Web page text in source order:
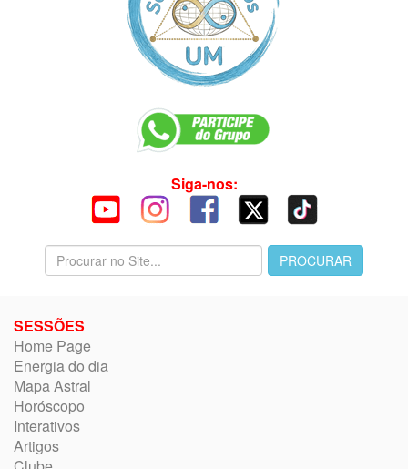
Siga-nos:
SESSÕES
Home Page
Energia do dia
Mapa Astral
Horóscopo
Interativos
Artigos